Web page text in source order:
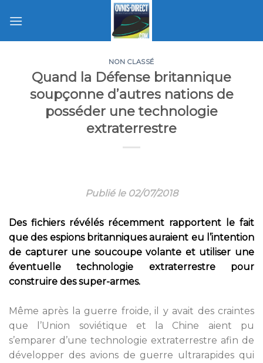
NON CLASSÉ
Quand la Défense britannique
soupçonne d’autres nations de
posséder une technologie
extraterrestre
Publié le 02/07/2018
Des fichiers révélés récemment rapportent le fait
que des espions britanniques auraient eu l’intention
de capturer une soucoupe volante et utiliser une
éventuelle technologie extraterrestre pour
construire des super-armes.
Même après la guerre froide, il y avait des craintes
que l’Union soviétique et la Chine aient pu
s’emparer d’une technologie extraterrestre afin de
développer des avions de guerre ultrarapides qui